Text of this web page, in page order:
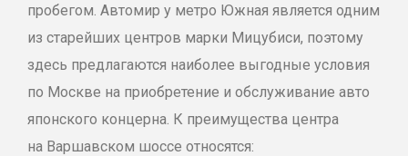
пробегом. Автомир у метро Южная является одним
из старейших центров марки Мицубиси, поэтому
здесь предлагаются наиболее выгодные условия
по Москве на приобретение и обслуживание авто
японского концерна. К преимущества центра
на Варшавском шоссе относятся: